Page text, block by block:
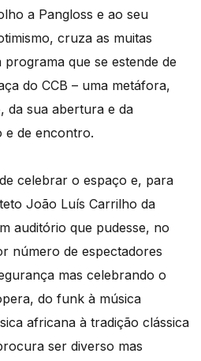
a Pangloss e ao seu
cruza as muitas
que se estende de
do CCB – uma metáfora,
da sua abertura e da
e de encontro.
celebrar o espaço e, para
João Luís Carrilho da
auditório que pudesse, no
número de espectadores
mas celebrando o
do funk à música
africana à tradição clássica
ser diverso mas